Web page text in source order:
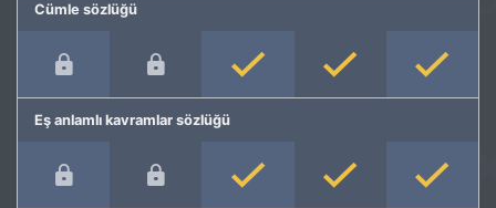
Cümle sözlüğü
Eş anlamlı kavramlar sözlüğü